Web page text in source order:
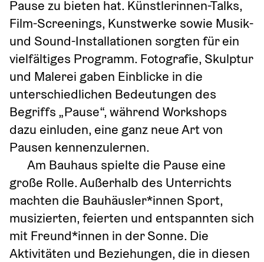
Pause zu bieten hat. Künstlerinnen-Talks,
Film-Screenings, Kunstwerke sowie Musik-
und Sound-Installationen sorgten für ein
vielfältiges Programm. Fotografie, Skulptur
und Malerei gaben Einblicke in die
unterschiedlichen Bedeutungen des
Begriffs „Pause“, während Workshops
dazu einluden, eine ganz neue Art von
Pausen kennenzulernen.
Am Bauhaus spielte die Pause eine
große Rolle. Außerhalb des Unterrichts
machten die Bauhäusler*innen Sport,
musizierten, feierten und entspannten sich
mit Freund*innen in der Sonne. Die
Aktivitäten und Beziehungen, die in diesen